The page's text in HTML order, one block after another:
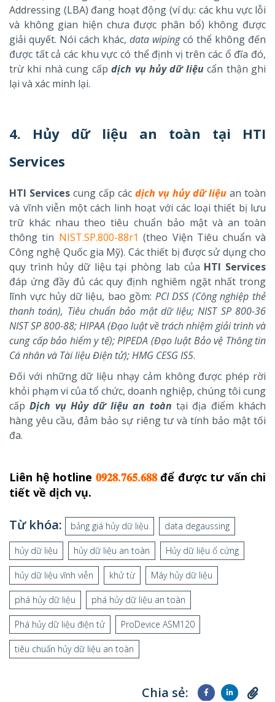
Addressing (LBA) đang hoạt động (ví dụ: các khu vực lỗi
và không gian hiện chưa được phân bổ) không được
giải quyết. Nói cách khác, data wipingcó thể không đến
được tất cả các khu vực có thể định vị trên các ổ đĩa đó,
trừ khi nhà cung cấpdịch vụ hủy dữ liệucẩn thận ghi
lại và xác minh lại.
4. Hủy dữ liệu an toàn tại HTI
Services
HTI Services cung cấp các dịch vụ hủy dữ liệu an toàn
và vĩnh viễn một cách linh hoạt với các loại thiết bị lưu
trữ khác nhau theo tiêu chuẩn bảo mật và an toàn
thông tin NIST.SP.800-88r1 (theo Viện Tiêu chuẩn và
Công nghệ Quốc gia Mỹ). Các thiết bị được sử dụng cho
quy trình hủy dữ liệu tại phòng lab của HTI Services
đáp ứng đầy đủ các quy định nghiêm ngặt nhất trong
lĩnh vực hủy dữ liệu, bao gồm: PCI DSS (Công nghiệp thẻ
thanh toán), Tiêu chuẩn bảo mật dữ liệu; NIST SP 800-36
NIST SP 800-88; HIPAA (Đạo luật về trách nhiệm giải trình và
cung cấp bảo hiểm y tế); PIPEDA (Đạo luật Bảo vệ Thông tin
Cá nhân và Tài liệu Điện tử); HMG CESG IS5.
Đối với những dữ liệu nhạy cảm không được phép rời
khỏi phạm vi của tổ chức, doanh nghiệp, chúng tôi cung
cấpDịch vụ Hủy dữ liệu an toàn tại địa điểm khách
hàng yêu cầu, đảm bảo sự riêng tư và tính bảo mật tối
đa.
Liên hệ hotline 𝟎𝟗𝟐𝟖.𝟕𝟔𝟓.𝟔𝟖𝟖để được tư vấn chi
tiết về dịch vụ.
Từ khóa: bảng giá hủy dữ liệu data degaussing
hủy dữ liệu hủy dữ liệu an toàn Hủy dữ liệu ổ cứng
hủy dữ liệu vĩnh viễn khử từ Máy hủy dữ liệu
phá hủy dữ liệu phá hủy dữ liệu an toàn
Phá hủy dữ liệu điện tử ProDevice ASM120
tiêu chuẩn hủy dữ liệu an toàn
Chia sẻ: